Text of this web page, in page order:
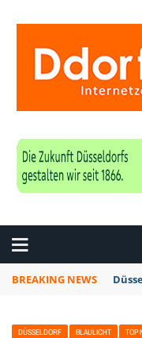
BREAKING NEWS
DÜSSELDORF BLAULICHT TOP